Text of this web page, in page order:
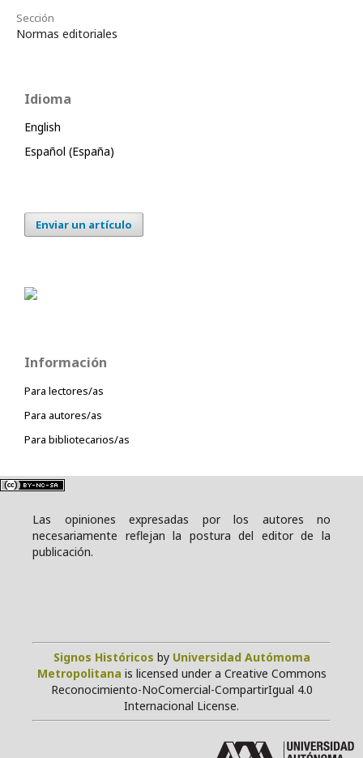
Sección
Normas editoriales
Idioma
English
Español (España)
Enviar un artículo
Información
Para lectores/as
Para autores/as
Para bibliotecarios/as
Las opiniones expresadas por los autores no
necesariamente reflejan la postura del editor de la
publicación.
Signos Históricos by Universidad Autómoma
Metropolitana is licensed under a Creative Commons
Reconocimiento-NoComercial-CompartirIgual 4.0
Internacional License.